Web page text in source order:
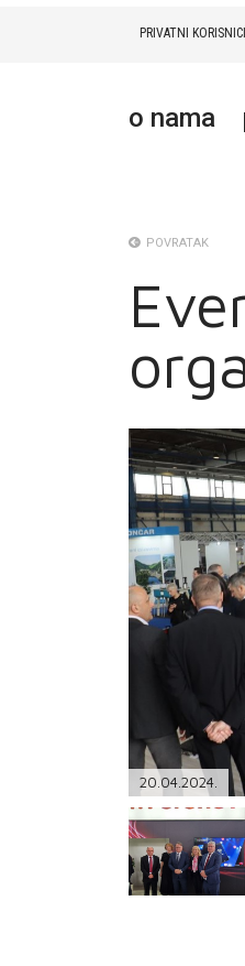
PRIVATNI KORISNICI
o nama
TELEFONSKI IMENIK
POVRATAK
20.04.2024.